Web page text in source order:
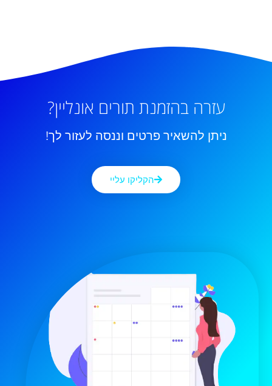
עזרה בהזמנת תורים אונליין?
ניתן להשאיר פרטים וננסה לעזור לך!
הקליקו עליי